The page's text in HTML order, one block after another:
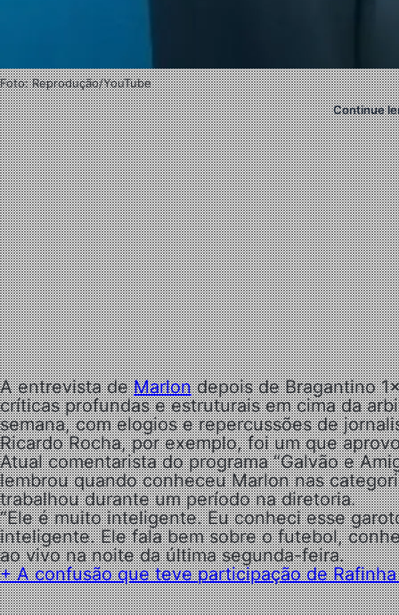
Foto: Reprodução/YouTube
Continue
A entrevista deMarlondepois de Bragantino
críticas profundas e estruturais em cima da
semana, com elogios e repercussões de
Ricardo Rocha, por exemplo, foi um que
Atual comentarista do programa “Galvão e
lembrou quando conheceu Marlon nas
trabalhou durante um período na diretoria.
“Ele é muito inteligente. Eu conheci esse
inteligente. Ele fala bem sobre o futebol,
ao vivo na noite da última segunda-feira.
+ A confusão que teve participação de